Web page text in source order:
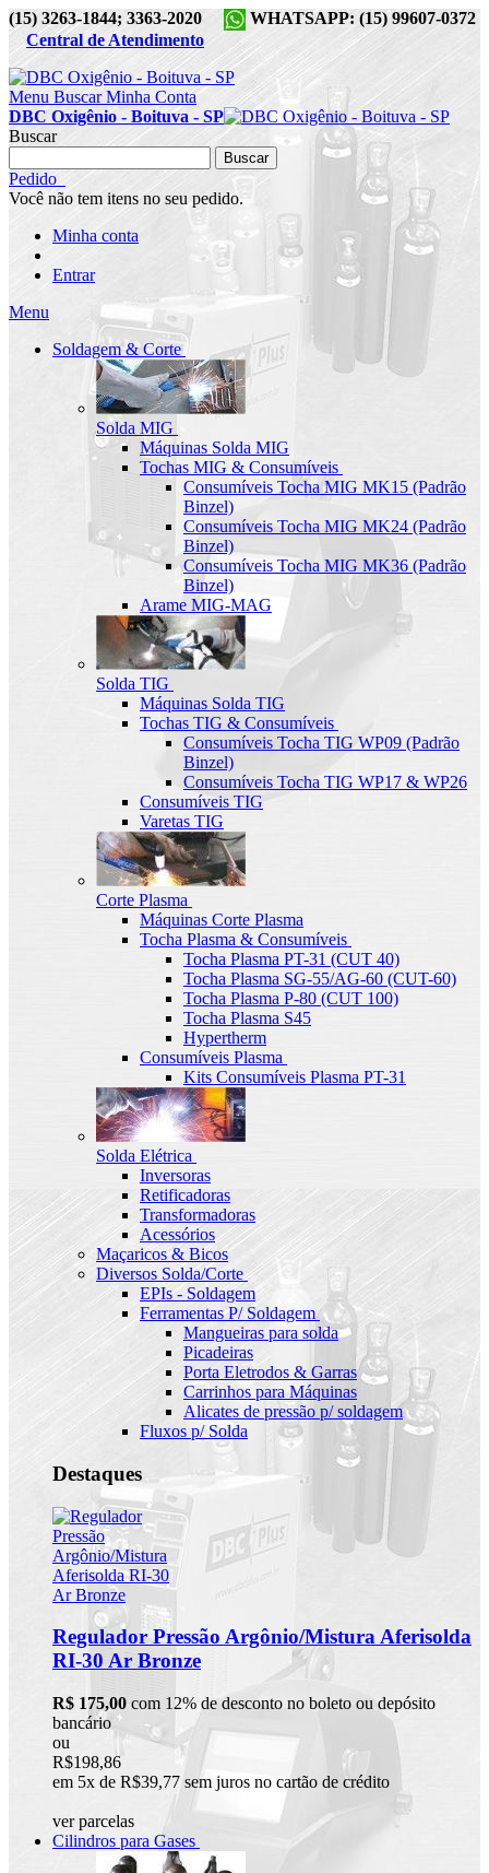
(15) 3263-1844; 3363-2020
WHATSAPP: (15) 99607-0372
Central de Atendimento
Menu Buscar Minha Conta
DBC Oxigênio - Boituva - SP
Buscar
Buscar
Pedido
Você não tem itens no seu pedido.
Minha conta
Entrar
Menu
Soldagem & Corte
Solda MIG
Máquinas Solda MIG
Tochas MIG & Consumíveis
Consumíveis Tocha MIG MK15 (Padrão
Binzel)
Consumíveis Tocha MIG MK24 (Padrão
Binzel)
Consumíveis Tocha MIG MK36 (Padrão
Binzel)
Arame MIG-MAG
Solda TIG
Máquinas Solda TIG
Tochas TIG & Consumíveis
Consumíveis Tocha TIG WP09 (Padrão
Binzel)
Consumíveis Tocha TIG WP17 & WP26
Consumíveis TIG
Varetas TIG
Corte Plasma
Máquinas Corte Plasma
Tocha Plasma & Consumíveis
Tocha Plasma PT-31 (CUT 40)
Tocha Plasma SG-55/AG-60 (CUT-60)
Tocha Plasma P-80 (CUT 100)
Tocha Plasma S45
Hypertherm
Consumíveis Plasma
Kits Consumíveis Plasma PT-31
Solda Elétrica
Inversoras
Retificadoras
Transformadoras
Acessórios
Maçaricos & Bicos
Diversos Solda/Corte
EPIs - Soldagem
Ferramentas P/ Soldagem
Mangueiras para solda
Picadeiras
Porta Eletrodos & Garras
Carrinhos para Máquinas
Alicates de pressão p/ soldagem
Fluxos p/ Solda
Destaques
Regulador Pressão Argônio/Mistura Aferisolda
RI-30 Ar Bronze
R$ 175,00 com 12% de desconto no boleto ou depósito
bancário
ou
R$198,86
em 5x de R$39,77 sem juros no cartão de crédito
ver parcelas
Cilindros para Gases